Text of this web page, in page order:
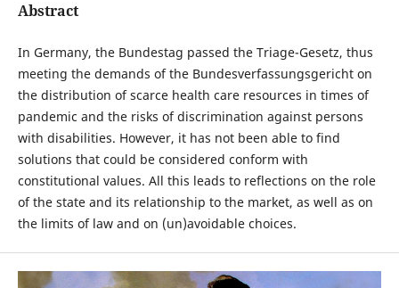
Abstract
In Germany, the Bundestag passed the Triage-Gesetz, thus
meeting the demands of the Bundesverfassungsgericht on
the distribution of scarce health care resources in times of
pandemic and the risks of discrimination against persons
with disabilities. However, it has not been able to find
solutions that could be considered conform with
constitutional values. All this leads to reflections on the role
of the state and its relationship to the market, as well as on
the limits of law and on (un)avoidable choices.